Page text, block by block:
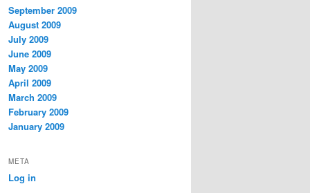
September 2009
August 2009
July 2009
June 2009
May 2009
April 2009
March 2009
February 2009
January 2009
META
Log in